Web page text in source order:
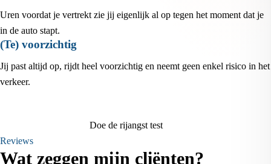
Uren voordat je vertrekt zie jij eigenlijk al op tegen het moment dat je
in de auto stapt.
(Te) voorzichtig
Jij past altijd op, rijdt heel voorzichtig en neemt geen enkel risico in het
verkeer.
Doe de rijangst test
Reviews
Wat zeggen mijn cliënten?